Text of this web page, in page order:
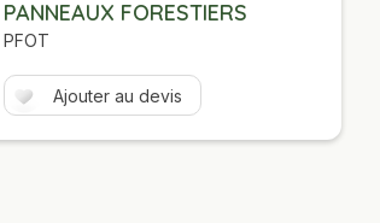
PANNEAUX FORESTIERS
PFOT
Ajouter au devis